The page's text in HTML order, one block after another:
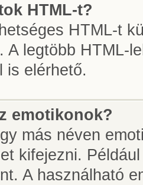
HTML-t?
HTML-t
A legtöbb HTML-
is elérhető.
emotikonok?
más néven
kifejezni.
A használható